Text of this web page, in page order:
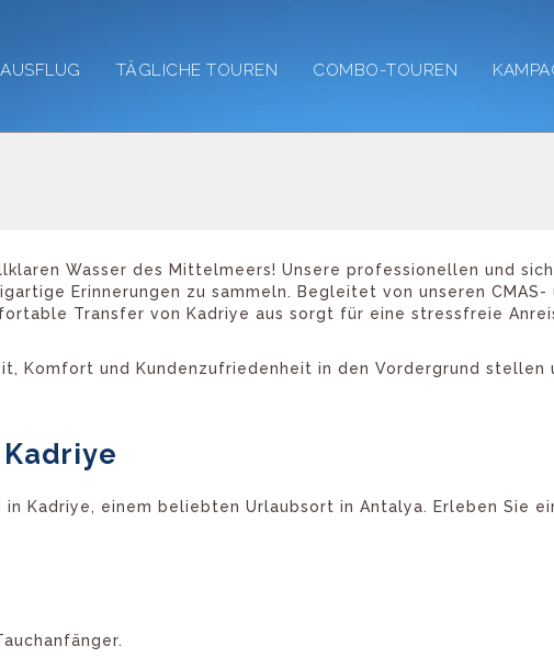
AUSFLUG TÄGLICHE TOUREN COMBO-TOUREN
Wasser des Mittelmeers! Unsere professionellen und
Erinnerungen zu sammeln. Begleitet von unseren
Transfer von Kadriye aus sorgt für eine stressfreie
Komfort und Kundenzufriedenheit in den Vordergrund stellen
Kadriye, einem beliebten Urlaubsort in Antalya. Erleben Sie